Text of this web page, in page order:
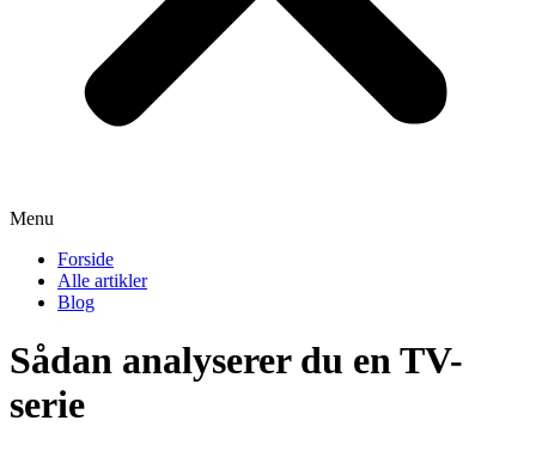
Menu
Forside
Alle artikler
Blog
Sådan analyserer du en TV-
serie